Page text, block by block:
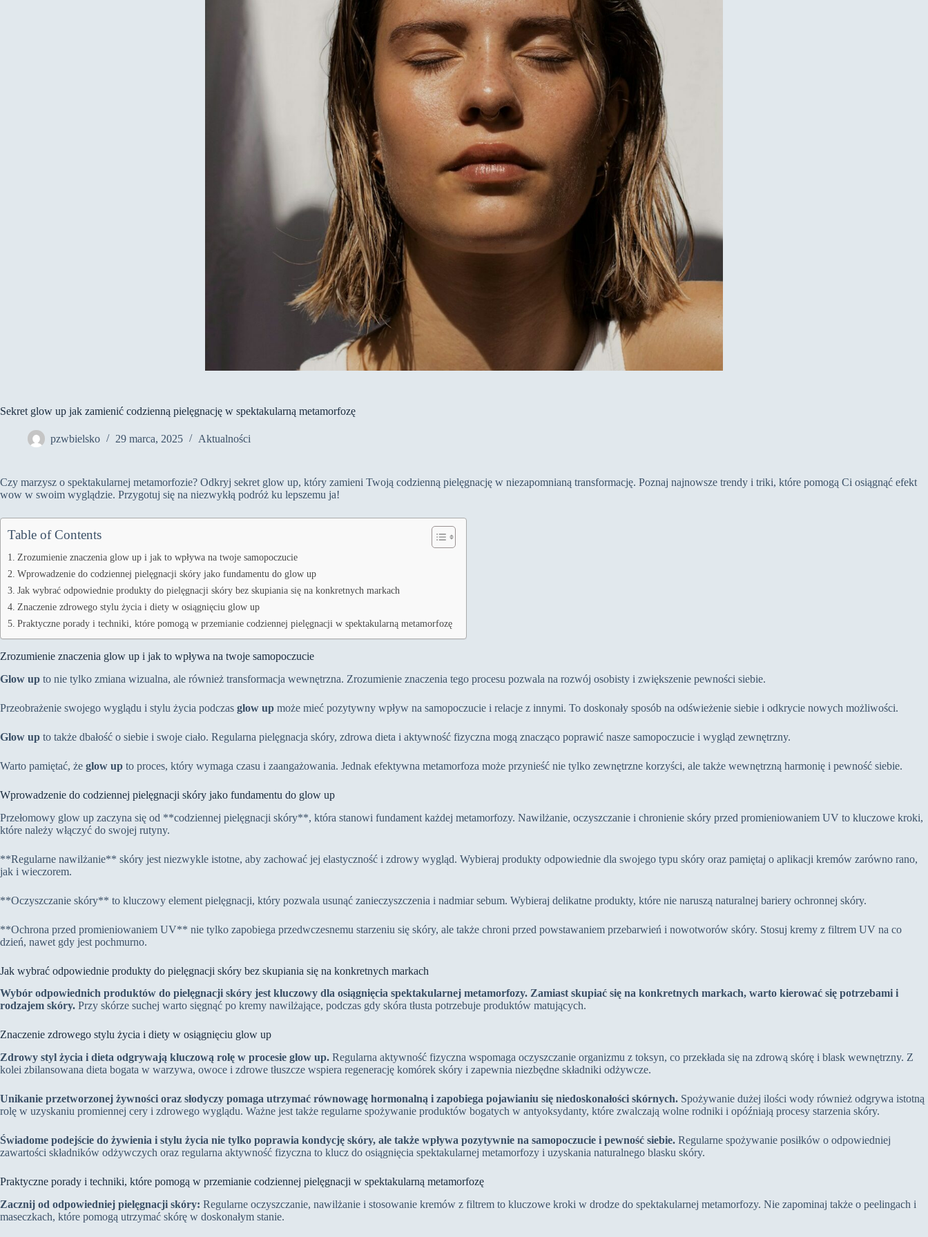
Sekret glow up jak zamienić codzienną pielęgnację w spektakularną metamorfozę
pzwbielsko 29 marca, 2025 Aktualności
Czy marzysz o spektakularnej metamorfozie? Odkryj sekret glow up, który zamieni Twoją codzienną pielęgnację w niezapomnianą transformację. Poznaj najnowsze trendy i triki, które pomogą Ci osiągnąć efekt
wow w swoim wyglądzie. Przygotuj się na niezwykłą podróż ku lepszemu ja!
Table of Contents
Zrozumienie znaczenia glow up i jak to wpływa na twoje samopoczucie
Wprowadzenie do codziennej pielęgnacji skóry jako fundamentu do glow up
Jak wybrać odpowiednie produkty do pielęgnacji skóry bez skupiania się na konkretnych markach
Znaczenie zdrowego stylu życia i diety w osiągnięciu glow up
Praktyczne porady i techniki, które pomogą w przemianie codziennej pielęgnacji w spektakularną metamorfozę
Zrozumienie znaczenia glow up i jak to wpływa na twoje samopoczucie
Glow up to nie tylko zmiana wizualna, ale również transformacja wewnętrzna. Zrozumienie znaczenia tego procesu pozwala na rozwój osobisty i zwiększenie pewności siebie.
Przeobrażenie swojego wyglądu i stylu życia podczas glow up może mieć pozytywny wpływ na samopoczucie i relacje z innymi. To doskonały sposób na odświeżenie siebie i odkrycie nowych możliwości.
Glow up to także dbałość o siebie i swoje ciało. Regularna pielęgnacja skóry, zdrowa dieta i aktywność fizyczna mogą znacząco poprawić nasze samopoczucie i wygląd zewnętrzny.
Warto pamiętać, że glow up to proces, który wymaga czasu i zaangażowania. Jednak efektywna metamorfoza może przynieść nie tylko zewnętrzne korzyści, ale także wewnętrzną harmonię i pewność siebie.
Wprowadzenie do codziennej pielęgnacji skóry jako fundamentu do glow up
Przełomowy glow up zaczyna się od **codziennej pielęgnacji skóry**, która stanowi fundament każdej metamorfozy. Nawilżanie, oczyszczanie i chronienie skóry przed promieniowaniem UV to kluczowe kroki,
które należy włączyć do swojej rutyny.
**Regularne nawilżanie** skóry jest niezwykle istotne, aby zachować jej elastyczność i zdrowy wygląd. Wybieraj produkty odpowiednie dla swojego typu skóry oraz pamiętaj o aplikacji kremów zarówno rano,
jak i wieczorem.
**Oczyszczanie skóry** to kluczowy element pielęgnacji, który pozwala usunąć zanieczyszczenia i nadmiar sebum. Wybieraj delikatne produkty, które nie naruszą naturalnej bariery ochronnej skóry.
**Ochrona przed promieniowaniem UV** nie tylko zapobiega przedwczesnemu starzeniu się skóry, ale także chroni przed powstawaniem przebarwień i nowotworów skóry. Stosuj kremy z filtrem UV na co
dzień, nawet gdy jest pochmurno.
Jak wybrać odpowiednie produkty do pielęgnacji skóry bez skupiania się na konkretnych markach
Wybór odpowiednich produktów do pielęgnacji skóry jest kluczowy dla osiągnięcia spektakularnej metamorfozy. Zamiast skupiać się na konkretnych markach, warto kierować się potrzebami i
rodzajem skóry. Przy skórze suchej warto sięgnąć po kremy nawilżające, podczas gdy skóra tłusta potrzebuje produktów matujących.
Znaczenie zdrowego stylu życia i diety w osiągnięciu glow up
Zdrowy styl życia i dieta odgrywają kluczową rolę w procesie glow up. Regularna aktywność fizyczna wspomaga oczyszczanie organizmu z toksyn, co przekłada się na zdrową skórę i blask wewnętrzny. Z
kolei zbilansowana dieta bogata w warzywa, owoce i zdrowe tłuszcze wspiera regenerację komórek skóry i zapewnia niezbędne składniki odżywcze.
Unikanie przetworzonej żywności oraz słodyczy pomaga utrzymać równowagę hormonalną i zapobiega pojawianiu się niedoskonałości skórnych. Spożywanie dużej ilości wody również odgrywa istotną
rolę w uzyskaniu promiennej cery i zdrowego wyglądu. Ważne jest także regularne spożywanie produktów bogatych w antyoksydanty, które zwalczają wolne rodniki i opóźniają procesy starzenia skóry.
Świadome podejście do żywienia i stylu życia nie tylko poprawia kondycję skóry, ale także wpływa pozytywnie na samopoczucie i pewność siebie. Regularne spożywanie posiłków o odpowiedniej
zawartości składników odżywczych oraz regularna aktywność fizyczna to klucz do osiągnięcia spektakularnej metamorfozy i uzyskania naturalnego blasku skóry.
Praktyczne porady i techniki, które pomogą w przemianie codziennej pielęgnacji w spektakularną metamorfozę
Zacznij od odpowiedniej pielęgnacji skóry: Regularne oczyszczanie, nawilżanie i stosowanie kremów z filtrem to kluczowe kroki w drodze do spektakularnej metamorfozy. Nie zapominaj także o peelingach i
maseczkach, które pomogą utrzymać skórę w doskonałym stanie.